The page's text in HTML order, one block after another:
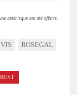
astérisque ont été offerts.
ROSEGAL